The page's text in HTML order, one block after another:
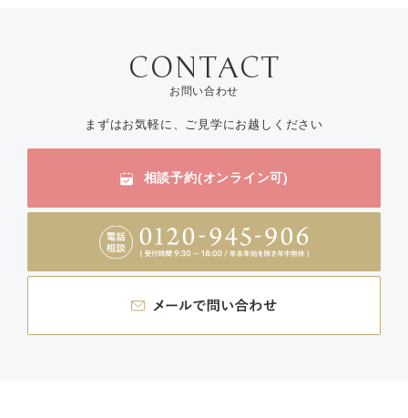
お問い合わせ
まずはお気軽に、ご見学にお越しください
相談予約(オンライン可)